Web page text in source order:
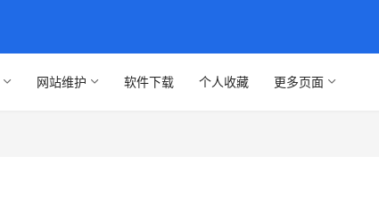
网站维护 软件下载 个人收藏 更多页面